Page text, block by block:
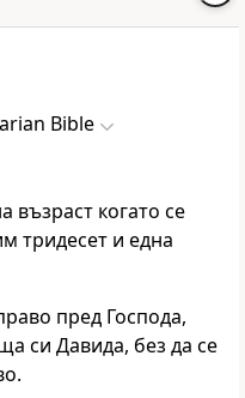
Bible
възраст когато се
тридесет и една
пред Господа,
си Давида, без да се